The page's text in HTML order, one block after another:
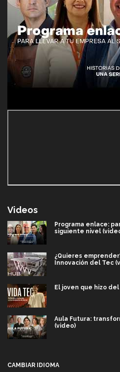
Videos
Programa enlace:
siguiente nivel
¿Quieres
Innovación del Tec
El joven que hizo
Aula Futura:
(video)
CAMBIAR IDIOMA